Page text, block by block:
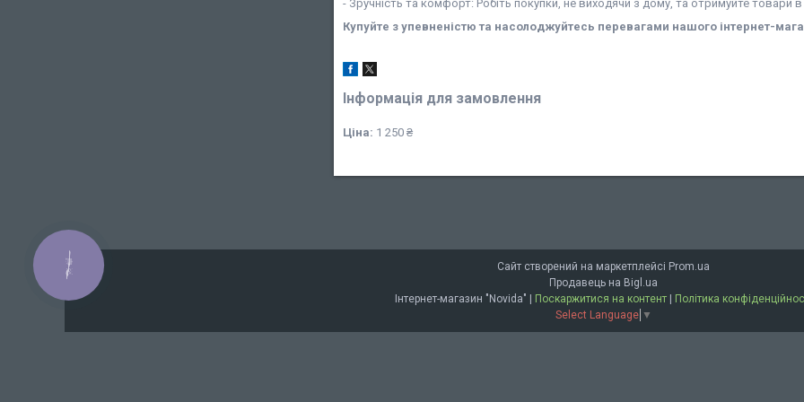
- Зручність та комфорт: Робіть покупки, не виходячи з дому, та отримуйте товари в
Купуйте з упевненістю та насолоджуйтесь перевагами нашого інтернет-
Інформація для замовлення
Ціна: 1 250 ₴
Сайт створений на маркетплейсі Prom.ua
Продавець на Bigl.ua
Інтернет-магазин "Novida" | Поскаржитися на контент | Політика
Select Language ▼
КНОПКА
ЗВ'ЯЗКУ